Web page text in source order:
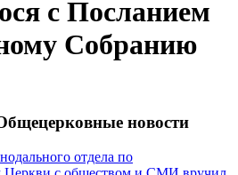
с Посланием
Собранию
новости